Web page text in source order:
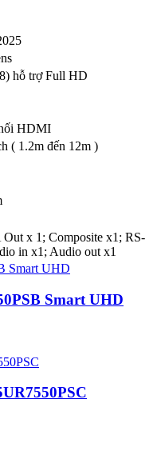
hỗ trợ Full HD
HDMI
( 1.2m đến 12m )
x 1; Composite x1; RS-
in x1; Audio out x1
Smart UHD